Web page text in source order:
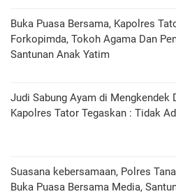
Buka Puasa Bersama, Kapolres
Forkopimda, Tokoh Agama Dan
Santunan Anak Yatim
Judi Sabung Ayam di Mengkendek
Kapolres Tator Tegaskan : Tidak
Suasana kebersamaan, Polres
Buka Puasa Bersama Media,